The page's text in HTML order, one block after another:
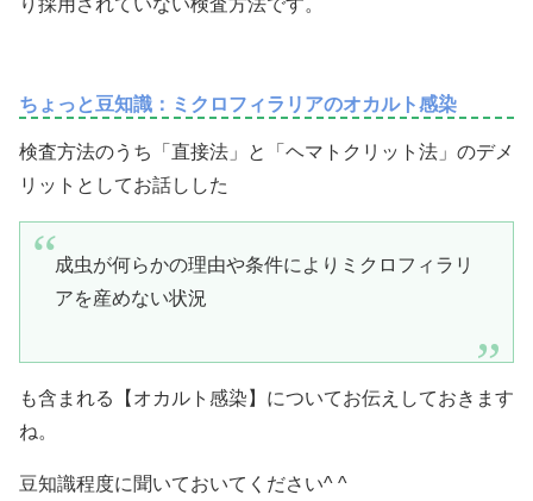
ちょっと豆知識：ミクロフィラリアのオカルト感染
検査方法のうち「直接法」と「ヘマトクリット法」のデメ
リットとしてお話しした
成虫が何らかの理由や条件によりミクロフィラリ
アを産めない状況
も含まれる【オカルト感染】についてお伝えしておきます
ね。
豆知識程度に聞いておいてください^ ^